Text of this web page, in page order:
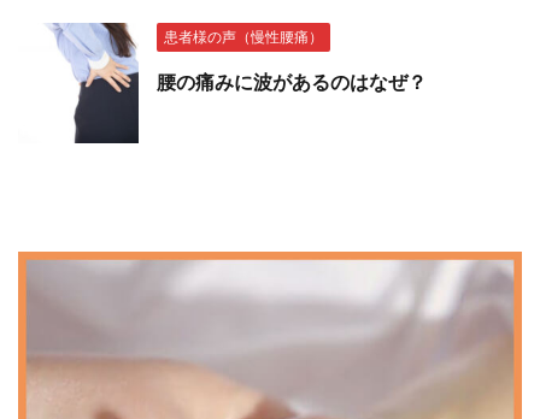
患者様の声（慢性腰痛）
腰の痛みに波があるのはなぜ？